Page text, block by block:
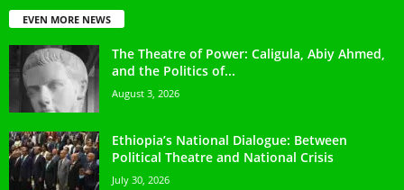
EVEN MORE NEWS
The Theatre of Power: Caligula, Abiy Ahmed,
and the Politics of...
August 3, 2026
Ethiopia’s National Dialogue: Between
Political Theatre and National Crisis
July 30, 2026